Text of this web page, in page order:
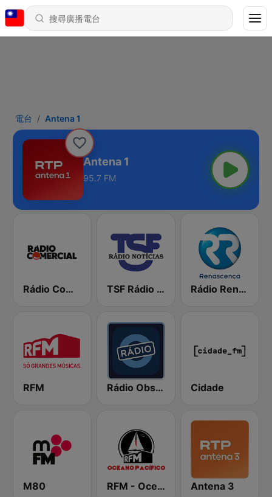
電台 Antena 1
Antena 1
95.7 FM
Rádio Comercial TSF Rádio Notícias Rádio Renascença
RFM Rádio Observador Cidade
M80 RFM - Oceano Pacífico Online Antena 3